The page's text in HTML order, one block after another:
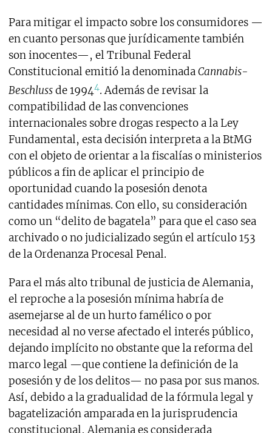
Para mitigar el impacto sobre los consumidores —
en cuanto personas que jurídicamente también
son inocentes—, el Tribunal Federal
Constitucional emitió la denominadaCannabis-
Beschlussde 19944. Además de revisar la
compatibilidad de las convenciones
internacionales sobre drogas respecto a la Ley
Fundamental, esta decisión interpreta a la BtMG
con el objeto de orientar a la fiscalías o ministerios
públicos a fin de aplicar el principio de
oportunidad cuando la posesión denota
cantidades mínimas. Con ello, su consideración
como un “delito de bagatela” para que el caso sea
archivado o no judicializado según el artículo 153
de la Ordenanza Procesal Penal.
Para el más alto tribunal de justicia de Alemania,
el reproche a la posesión mínima habría de
asemejarse al de un hurto famélico o por
necesidad al no verse afectado el interés público,
dejando implícito no obstante que la reforma del
marco legal —que contiene la definición de la
posesión y de los delitos— no pasa por sus manos.
Así, debido a la gradualidad de la fórmula legal y
bagatelización amparada en la jurisprudencia
constitucional, Alemania es considerada